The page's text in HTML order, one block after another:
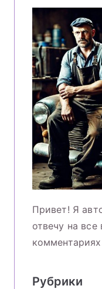
Привет! Я
отвечу на
Рубрики